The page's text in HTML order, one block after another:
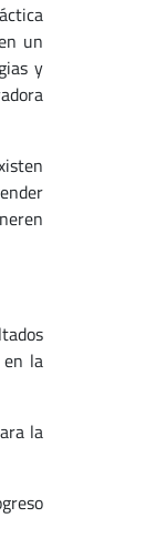
un
y
la
la